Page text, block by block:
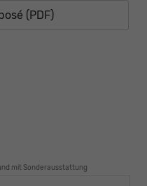
(PDF)
mit Sonderausstattung